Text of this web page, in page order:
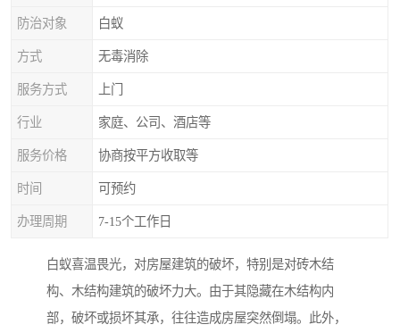
防治对象 白蚁
方式 无毒消除
服务方式 上门
行业 家庭、公司、酒店等
服务价格 协商按平方收取等
时间 可预约
办理周期 7-15个工作日
白蚁喜温畏光，对房屋建筑的破坏，特别是对砖木结
构、木结构建筑的破坏力大。由于其隐藏在木结构内
部，破坏或损坏其承，往往造成房屋突然倒塌。此外，